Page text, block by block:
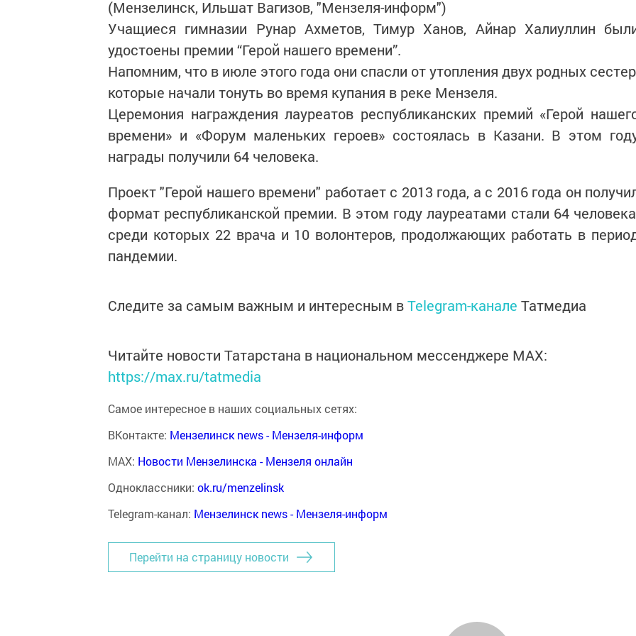
(Мензелинск, Ильшат Вагизов, "Мензеля-информ")
Учащиеся гимназии Рунар Ахметов, Тимур Ханов, Айнар Халиуллин
удостоены премии “Герой нашего времени”.
Напомним, что в июле этого года они спасли от утопления двух родных
которые начали тонуть во время купания в реке Мензеля.
Церемония награждения лауреатов республиканских премий «Герой
времени» и «Форум маленьких героев» состоялась в Казани. В этом
награды получили 64 человека.
Проект "Герой нашего времени" работает с 2013 года, а с 2016 года он
формат республиканской премии. В этом году лауреатами стали 64
среди которых 22 врача и 10 волонтеров, продолжающих работать в
пандемии.
Следите за самым важным и интересным вTelegram-канале Татмедиа
Читайте новости Татарстана в национальном мессенджере MАХ:
https://max.ru/tatmedia
Самое интересное в наших социальных сетях:
ВКонтакте: Мензелинск news - Мензеля-информ
MAX: Новости Мензелинска - Мензеля онлайн
Одноклассники: ok.ru/menzelinsk
Telegram-канал: Мензелинск news - Мензеля-информ
Перейти на страницу новости